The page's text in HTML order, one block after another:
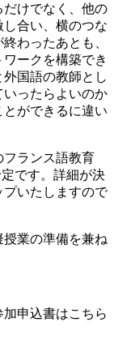
けでなく、他の
合い、横のつな
わったあとも、
ークを構築でき
国語の教師とし
ったらよいのか
ができるに違い
ランス語教育
です。詳細が決
プいたしますので
授業の準備を兼ね
申込書はこちら